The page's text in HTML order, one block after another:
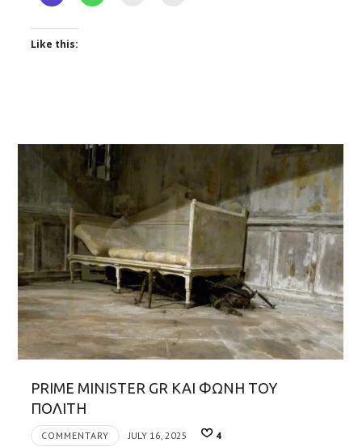
Like this:
PRIME MINISTER GR ΚΑΙ ΦΩΝΗ ΤΟΥ
ΠΟΛΙΤΗ
COMMENTARY JULY 16, 2025 4